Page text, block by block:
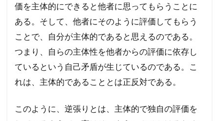
価を主体的にできると他者に思ってもらうことに
ある。そして、他者にそのように評価してもらう
ことで、自分が主体的であると思えるのである。
つまり、自らの主体性を他者からの評価に依存し
ているという自己矛盾が生じているのである。こ
れは、主体的であることとは正反対である。
このように、逆張りとは、主体的で独自の評価を